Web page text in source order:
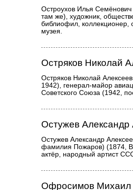
Остроухов Илья
там же), художник,
библиофил, коллекционер,
музея.
Остряков Николай
Остряков Николай
1942), генерал-майор
Советского Союза (1942,
Остужев Александр
Остужев Александр
фамилия Пожаров) (1874,
актёр, народный артист
Офросимов Михаил